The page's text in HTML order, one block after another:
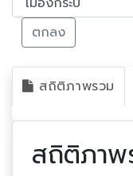
ตกลง
สถิติภาพรวม
สถิติภาพ